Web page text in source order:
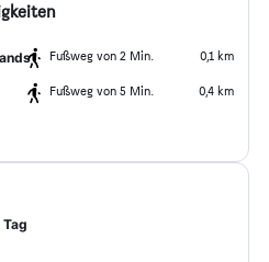
Fußweg von 2 Min. 0,1 km
Fußweg von 5 Min. 0,4 km